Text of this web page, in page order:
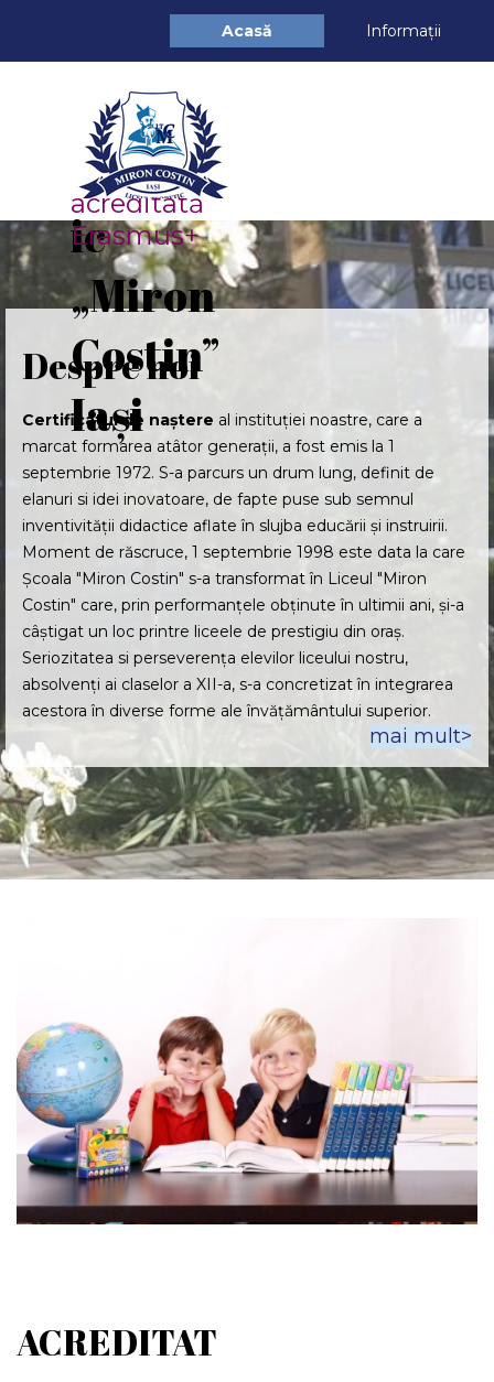
Acasă Informații
Liceul
Teoret
ic
„Miron
Costin”
Iași
Școală
acreditată
Erasmus+
Despre noi
Certificatul de naștere al instituției noastre, care a
marcat formarea atâtor generații, a fost emis la 1
septembrie 1972. S-a parcurs un drum lung, definit de
elanuri si idei inovatoare, de fapte puse sub semnul
inventivității didactice aflate în slujba educării și instruirii.
Moment de răscruce, 1 septembrie 1998 este data la care
Școala "Miron Costin" s-a transformat în Liceul "Miron
Costin" care, prin performanțele obținute în ultimii ani, și-a
câștigat un loc printre liceele de prestigiu din oraș.
Seriozitatea si perseverența elevilor liceului nostru,
absolvenți ai claselor a XII-a, s-a concretizat în integrarea
acestora în diverse forme ale învățământului superior.
mai mult>
ACREDITAT